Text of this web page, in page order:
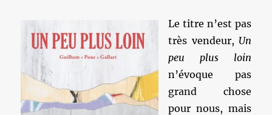
Le titre n’est pas
très vendeur, Un
peu plus loin
n’évoque pas
grand chose
pour nous, mais